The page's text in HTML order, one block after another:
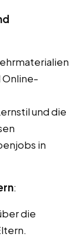
Online-
und die
in
:
die